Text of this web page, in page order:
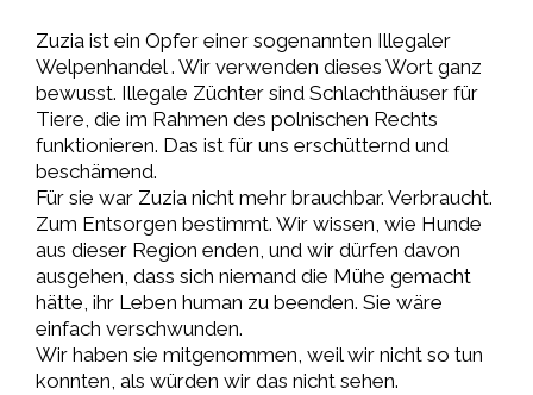
Zuzia ist ein Opfer einer sogenannten Illegaler
Welpenhandel . Wir verwenden dieses Wort ganz
bewusst. Illegale Züchter sind Schlachthäuser für
Tiere, die im Rahmen des polnischen Rechts
funktionieren. Das ist für uns erschütternd und
beschämend.
Für sie war Zuzia nicht mehr brauchbar. Verbraucht.
Zum Entsorgen bestimmt. Wir wissen, wie Hunde
aus dieser Region enden, und wir dürfen davon
ausgehen, dass sich niemand die Mühe gemacht
hätte, ihr Leben human zu beenden. Sie wäre
einfach verschwunden.
Wir haben sie mitgenommen, weil wir nicht so tun
konnten, als würden wir das nicht sehen.